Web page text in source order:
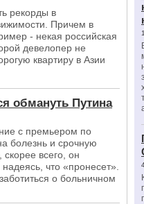
рекорды в
Причем в
- некая российская
девелопер не
квартиру в Азии
обмануть Путина
с премьером по
болезнь и срочную
всего, он
что «пронесет».
о больничном